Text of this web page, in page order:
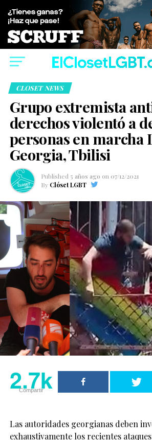
CLOSET NEWS
Grupo extremista
derechos violentó a
personas en marcha
Georgia, Tbilisi
Published 5 años ago on 07/12/2021
By Clóset LGBT
2.7k
Compartir
Las autoridades georgianas deben
exhaustivamente los recientes